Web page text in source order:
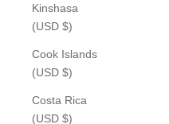
Kinshasa
(USD $)
Cook Islands
(USD $)
Costa Rica
(USD $)